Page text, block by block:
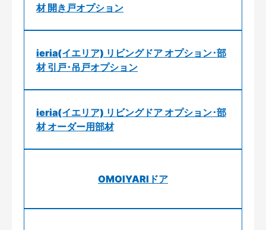
材 開き戸オプション
ieria(イエリア) リビングドア オプション･部
材 引戸･吊戸オプション
ieria(イエリア) リビングドア オプション･部
材 オーダー用部材
OMOIYARIドア